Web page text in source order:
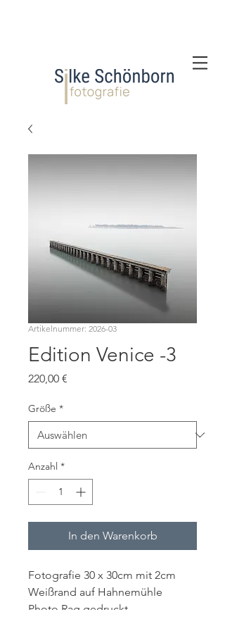
Artikelnummer: 2026-03
Edition Venice -3
220,00 €
Größe *
Anzahl *
In den Warenkorb
Fotografie 30 x 30cm mit 2cm
Weißrand auf Hahnemühle
Photo Rag gedruckt.